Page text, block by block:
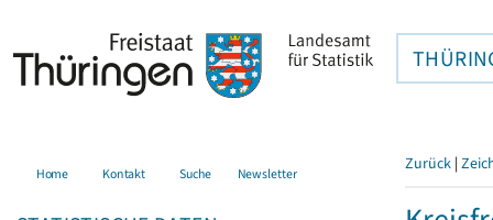
Home Kontakt Suche Newsletter Zurück |